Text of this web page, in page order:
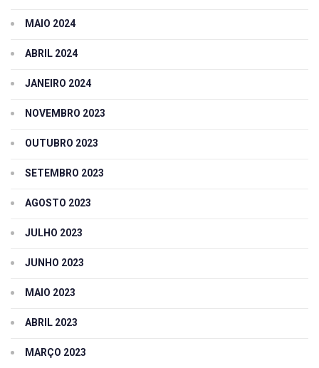
MAIO 2024
ABRIL 2024
JANEIRO 2024
NOVEMBRO 2023
OUTUBRO 2023
SETEMBRO 2023
AGOSTO 2023
JULHO 2023
JUNHO 2023
MAIO 2023
ABRIL 2023
MARÇO 2023